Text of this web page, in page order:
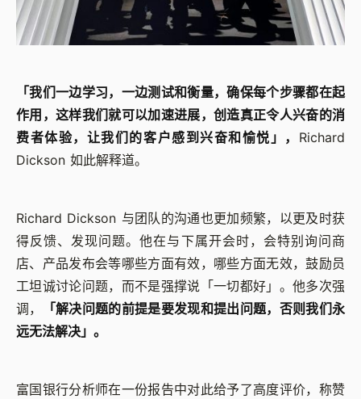
「我们一边学习，一边测试和衡量，确保每个步骤都在起
作用，这样我们就可以加速进展，创造真正令人兴奋的消
费者体验，让我们的客户感到兴奋和愉悦」， Richard
Dickson 如此解释道。
Richard Dickson 与团队的沟通也更加频繁，以更及时获
得反馈、发现问题。他在与下属开会时，会特别询问商
店、产品发布会等哪些方面有效，哪些方面无效，鼓励员
工坦诚讨论问题，而不是强撑说「一切都好」。他多次强
调，
「解决问题的前提是要发现和提出问题，否则我们永
远无法解决」。
富国银行分析师在一份报告中对此给予了高度评价，称赞